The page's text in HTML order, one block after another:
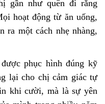
gần như quên đi rằng
hoạt động từ ăn uống,
ra một cách nhẹ nhàng,
phục hình đúng kỹ
lại cho chị cảm giác tự
khi cười, mà là sự yên